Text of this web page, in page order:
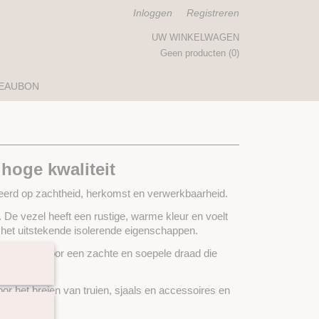
Inloggen Registreren
UW WINKELWAGEN
Geen producten (0)
kwaliteit
op zachtheid, herkomst en verwerkbaarheid.
. De vezel heeft een rustige, warme kleur en voelt
uitstekende isolerende eigenschappen.
zorgt voor een zachte en soepele draad die
het breien van truien, sjaals en accessoires en